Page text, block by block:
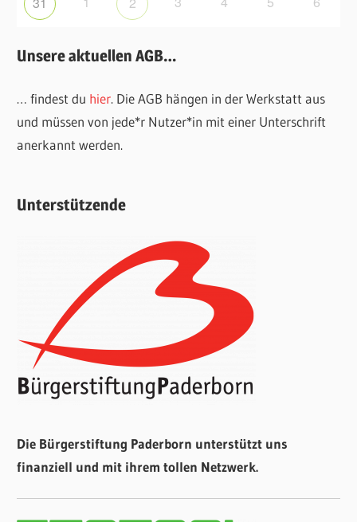
Unsere aktuellen AGB…
… findest du hier. Die AGB hängen in der Werkstatt aus
und müssen von jede*r Nutzer*in mit einer Unterschrift
anerkannt werden.
Unterstützende
Die Bürgerstiftung Paderborn unterstützt uns
finanziell und mit ihrem tollen Netzwerk.